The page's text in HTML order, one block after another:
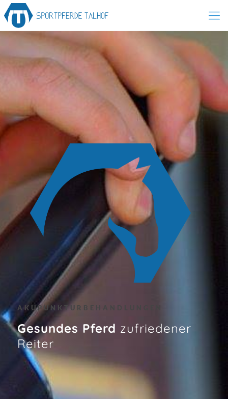
AKUPUNKTURBEHANDLUNGEN
Gesundes Pferd zufriedener
Reiter